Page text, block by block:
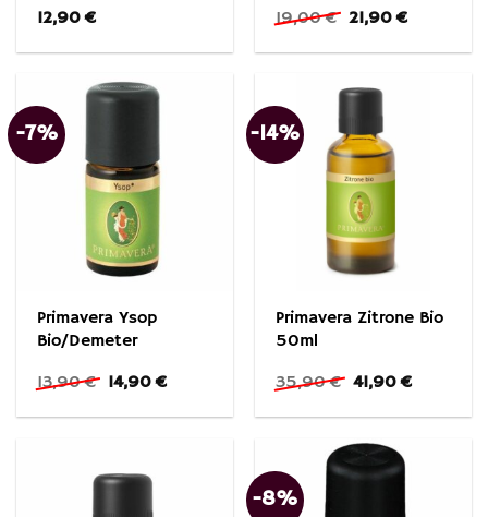
12,90€
19,00€ Ursprünglicher
war:
21,90€
ist:
-7%
Primavera Ysop
Bio/Demeter
13,90€ Ursprünglicher
war:
14,90€
ist:
-14%
Primavera Zitrone Bio
50ml
35,90€ Ursprünglicher
war:
41,90€
ist:
-8%